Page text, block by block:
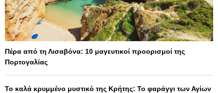
Πέρα από τη Λισαβόνα: 10 μαγευτικοί προορισμοί της
Πορτογαλίας
Το καλά κρυμμένο μυστικό της Κρήτης: Το φαράγγι των Αγίων